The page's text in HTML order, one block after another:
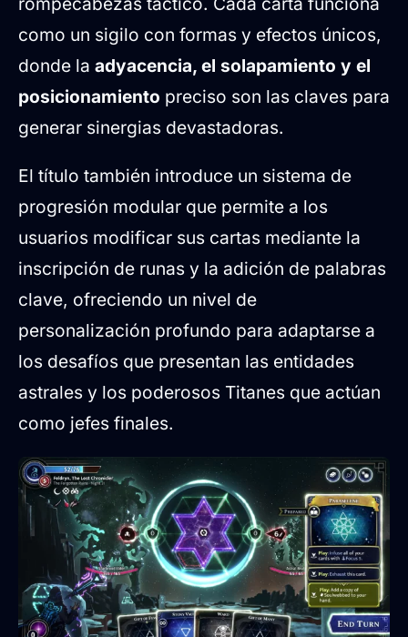
como un sigilo con formas y efectos únicos,
donde la adyacencia, el solapamiento y el
posicionamiento preciso son las claves para
generar sinergias devastadoras.
El título también introduce un sistema de
progresión modular que permite a los
usuarios modificar sus cartas mediante la
inscripción de runas y la adición de palabras
clave, ofreciendo un nivel de
personalización profundo para adaptarse a
los desafíos que presentan las entidades
astrales y los poderosos Titanes que actúan
como jefes finales.